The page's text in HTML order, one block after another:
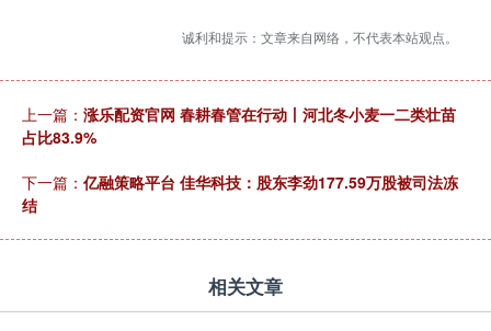
诚利和提示：文章来自网络，不代表本站观点。
上一篇： 涨乐配资官网 春耕春管在行动丨河北冬小麦一二类壮苗
占比83.9%
下一篇： 亿融策略平台 佳华科技：股东李劲177.59万股被司法冻
结
相关文章